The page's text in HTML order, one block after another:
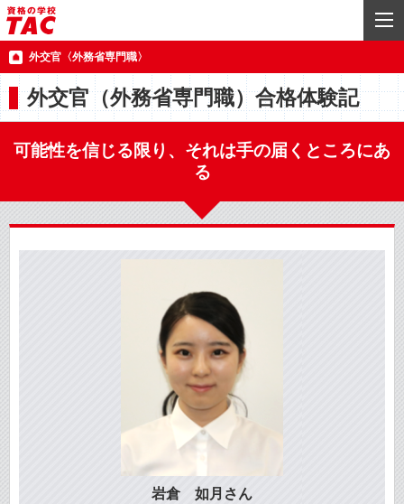
外交官〈外務省専門職〉
外交官（外務省専門職）合格体験記
可能性を信じる限り、それは手の届くところにあ
る
岩倉 如月さん